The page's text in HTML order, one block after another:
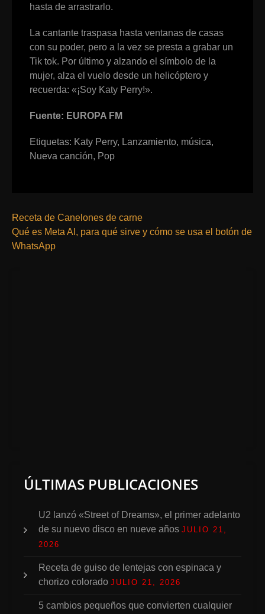
hasta de arrastrarlo.
La cantante traspasa hasta ventanas de casas
con su poder, pero a la vez se presta a grabar un
Tik tok. Por último y alzando el símbolo de la
mujer, alza el vuelo desde un helicóptero y
recuerda: «¡Soy Katy Perry!».
Fuente: EUROPA FM
Etiquetas: Katy Perry, Lanzamiento, música,
Nueva canción, Pop
Receta de Canelones de carne
Qué es Meta AI, para qué sirve y cómo se usa el botón de
WhatsApp
ÚLTIMAS PUBLICACIONES
U2 lanzó «Street of Dreams», el primer adelanto
de su nuevo disco en nueve años JULIO 21,
2026
Receta de guiso de lentejas con espinaca y
chorizo colorado JULIO 21, 2026
5 cambios pequeños que convierten cualquier